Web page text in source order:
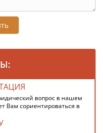
вопрос в нашем
Вам сориентироваться в